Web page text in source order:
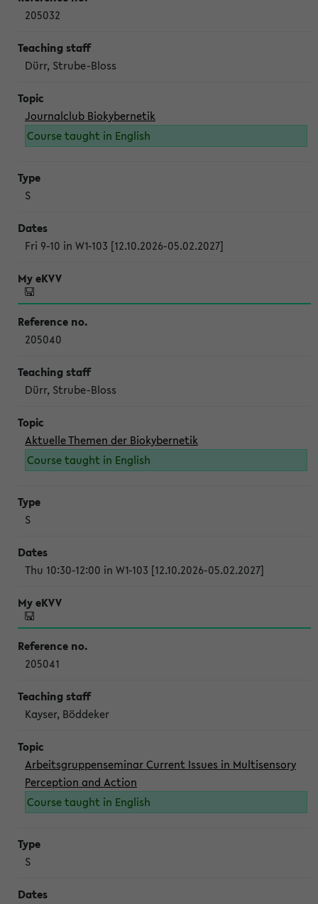
205032
Dürr, Strube-Bloss
Journalclub Biokybernetik
Course taught in English
S
Fri 9-10 in W1-103 [12.10.2026-05.02.2027]
205040
Dürr, Strube-Bloss
Aktuelle Themen der Biokybernetik
Course taught in English
S
Thu 10:30-12:00 in W1-103 [12.10.2026-05.02.2027]
205041
Kayser, Böddeker
Arbeitsgruppenseminar Current Issues in Multisensory
Perception and Action
Course taught in English
S